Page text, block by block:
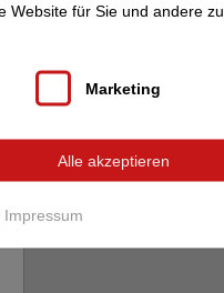
Website für Sie und andere zu
Impressum
Marketing
Alle akzeptieren